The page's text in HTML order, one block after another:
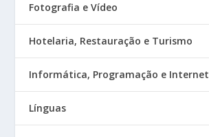
Fotografia e Vídeo
Hotelaria, Restauração e Turismo
Informática, Programação e Internet
Línguas